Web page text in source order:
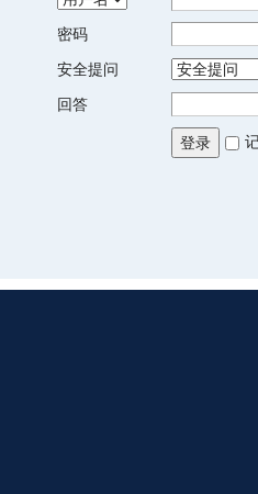
密码
安全提问
回答
登录